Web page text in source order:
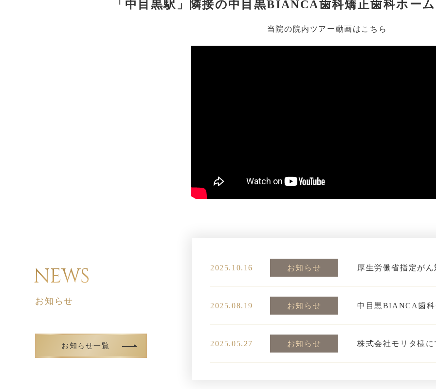
「中目黒駅」隣接の中目黒BIANCA歯科矯正歯科ホー
当院の 院内ツアー動画はこちら
お知らせ
お知らせ一覧
2025.10.16 お知らせ 厚生労働省指定が
2025.08.19 お知らせ 中目黒BIANCA歯科
2025.05.27 お知らせ 株式会社モリタ様